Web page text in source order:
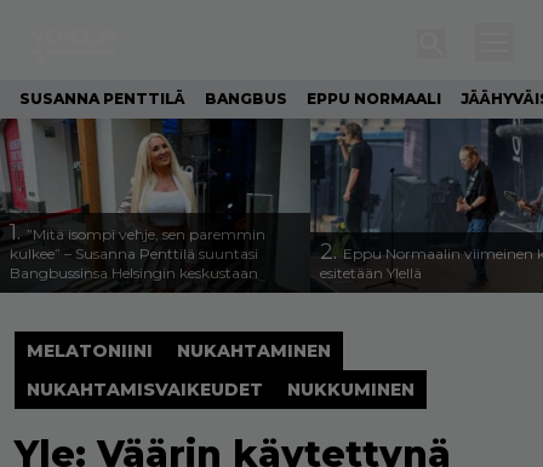
SUSANNA PENTTILÄ BANGBUS EPPU NORMAALI
1.”Mitä isompi vehje, sen paremmin
kulkee” – Susanna Penttilä suuntasi
Bangbussinsa Helsingin keskustaan
2. Eppu Normaalin viimeinen
esitetään Ylellä
MELATONIINI
NUKAHTAMINEN
NUKAHTAMISVAIKEUDET
NUKKUMINEN
Yle: Väärin käytettynä